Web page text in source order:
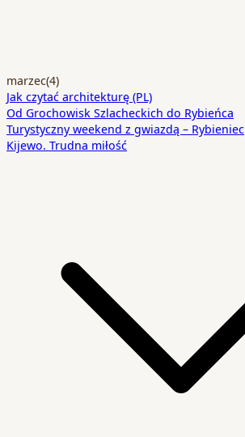
marzec(4)
Jak czytać architekturę (PL)
Od Grochowisk Szlacheckich do Rybieńca
Turystyczny weekend z gwiazdą – Rybieniec
Kijewo. Trudna miłość